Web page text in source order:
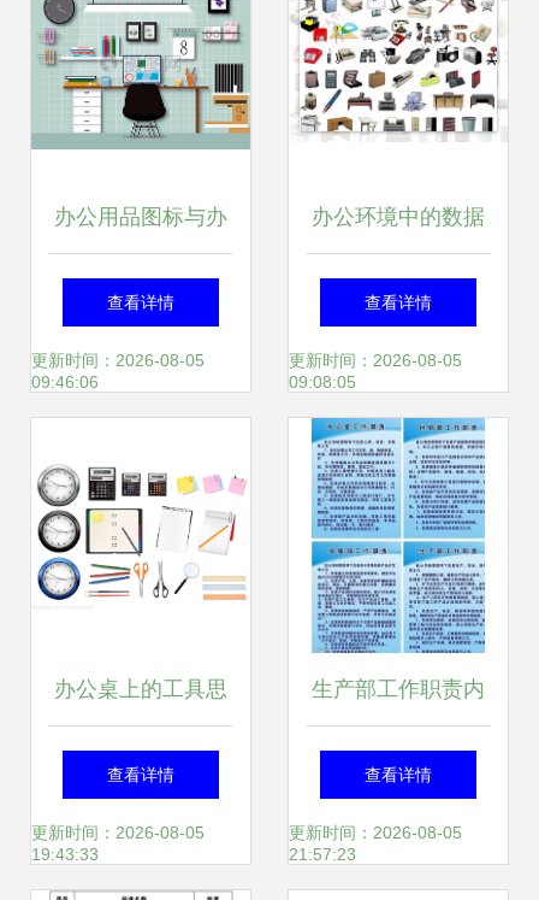
办公用品图标与办
公设备及耗材全解
析
查看详情
更新时间：2026-08-05
09:46:06
办公环境中的数据
思维 如何用信息架
构提升中小企业的
办公效率？
查看详情
更新时间：2026-08-05
09:08:05
办公桌上的工具思
维 时钟、计算器与
商用数字生态
查看详情
更新时间：2026-08-05
19:43:33
生产部工作职责内
办公设备与耗材管
理要点
查看详情
更新时间：2026-08-05
21:57:23